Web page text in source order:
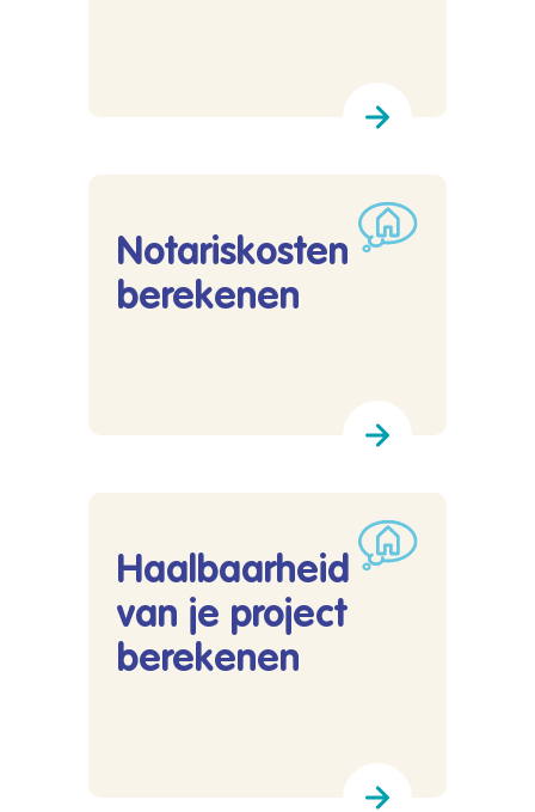
Notariskosten
berekenen
Haalbaarheid
van je project
berekenen